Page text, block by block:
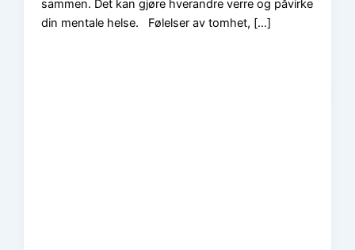
sammen. Det kan gjøre hverandre verre og påvirke
din mentale helse. Følelser av tomhet, […]